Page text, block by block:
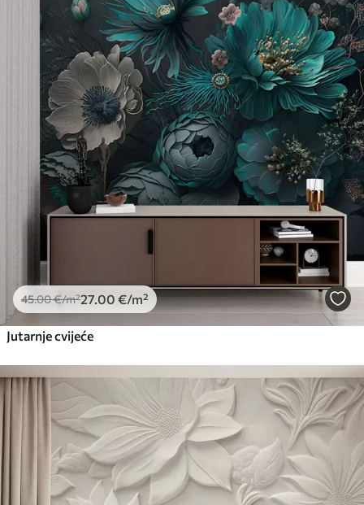
45.00€/m²27 .00 €/m²
Jutarnje cvijeće